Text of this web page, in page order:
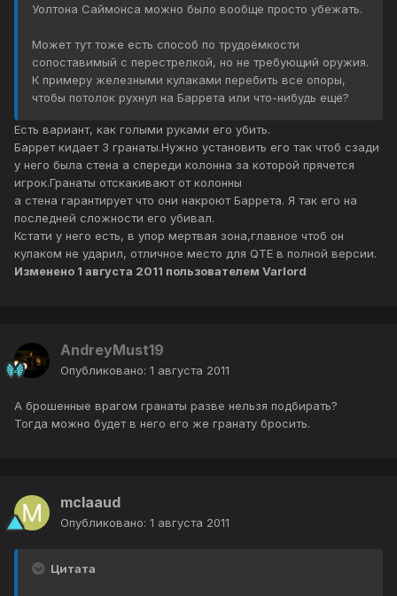
Уолтона Саймонса можно было вообще просто убежать.
Может тут тоже есть способ по трудоёмкости
сопоставимый с перестрелкой, но не требующий оружия.
К примеру железными кулаками перебить все опоры,
чтобы потолок рухнул на Баррета или что-нибудь ещё?
Есть вариант, как голыми руками его убить.
Баррет кидает 3 гранаты.Нужно установить его так чтоб сзади
у него была стена а спереди колонна за которой прячется
игрок.Гранаты отскакивают от колонны
а стена гарантирует что они накроют Баррета. Я так его на
последней сложности его убивал.
Кстати у него есть, в упор мертвая зона,главное чтоб он
кулаком не ударил, отличное место для QTE в полной версии.
Изменено 1 августа 2011 пользователем Varlord
AndreyMust19
Опубликовано: 1 августа 2011
А брошенные врагом гранаты разве нельзя подбирать?
Тогда можно будет в него его же гранату бросить.
mclaaud
Опубликовано: 1 августа 2011
Цитата